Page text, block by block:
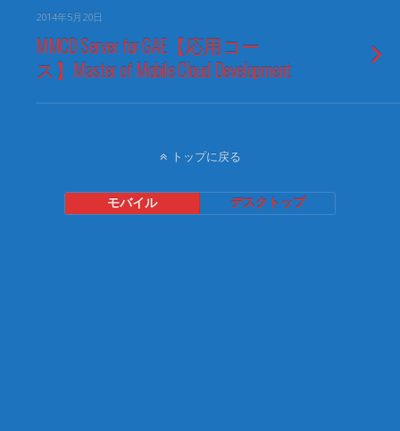
2014年5月20日
MMCD Server for GAE【応用コー
ス】Master of Mobile Cloud Development
トップに戻る
モバイル デスクトップ